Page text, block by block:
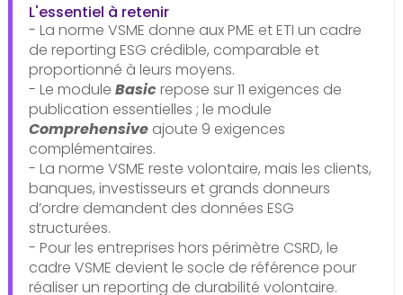
L'essentiel à retenir
- La norme VSME donne aux PME et ETI un cadre
de reporting ESG crédible, comparable et
proportionné à leurs moyens.
- Le module Basicrepose sur 11 exigences de
publication essentielles ; le module
Comprehensiveajoute 9 exigences
complémentaires.
- La norme VSME reste volontaire, mais les clients,
banques, investisseurs et grands donneurs
d’ordre demandent des données ESG
structurées.
- Pour les entreprises hors périmètre CSRD, le
cadre VSME devient le socle de référence pour
réaliser un reporting de durabilité volontaire.